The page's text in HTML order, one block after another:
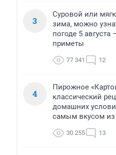
3
Суровой или
зима, можно
погоде 5
приметы
77 341 12
4
Пирожное
классический
домашних
самым вкусом из
30 255 13